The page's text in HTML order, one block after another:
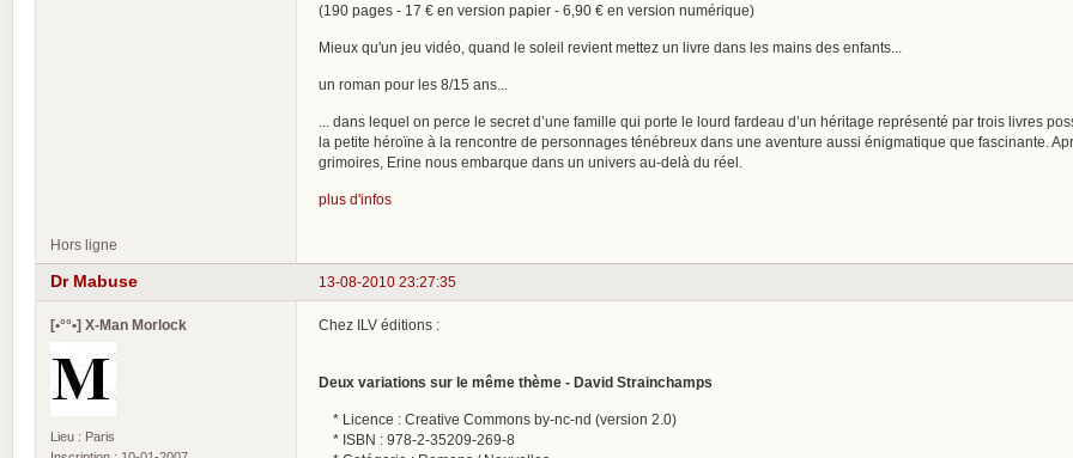
(190 pages - 17 € en version papier - 6,90 € en version numérique)
Mieux qu'un jeu vidéo, quand le soleil revient mettez un livre dans les mains des enfants...
un roman pour les 8/15 ans...
... dans lequel on perce le secret d’une famille qui porte le lourd fardeau d’un héritage représenté par trois livres
la petite héroïne à la rencontre de personnages ténébreux dans une aventure aussi énigmatique que fascinante.
grimoires, Erine nous embarque dans un univers au-delà du réel.
plus d'infos
Hors ligne
13-08-2010 23:27:35
Dr Mabuse
[•°°•] X-Man Morlock
Lieu : Paris
Chez ILV éditions :
Deux variations sur le même thème - David Strainchamps
* Licence : Creative Commons by-nc-nd (version 2.0)
* ISBN : 978-2-35209-269-8